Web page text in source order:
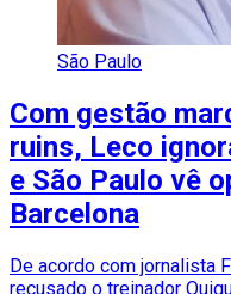
São Paulo
Com gestão
ruins, Leco
e São Paulo vê
Barcelona
De acordo com jornalista
recusado o treinador